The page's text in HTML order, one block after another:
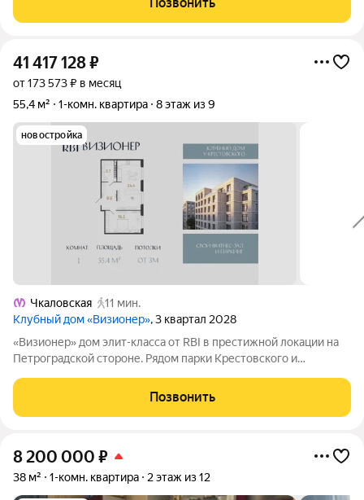
квартиры - вид во
41 417 128₽
от 173 573 ₽ в месяц
55,4 м²
1-комн. квартира 8 этаж из 9
новостройка
Чкаловская
11 мин.
Клубный дом «Визионер», 3 квартал 2028
«Визионер» дом элит-класса от RBI в престижной локации на
Петроградской стороне. Рядом парки Крестовского и
формат на 225 квартир: есть лоты с кухнями-гостиными,
мастер-спальнями и эркерами.
Позвонить
8 200 000 ₽
38 м² 1-комн. квартира 2 этаж из 12